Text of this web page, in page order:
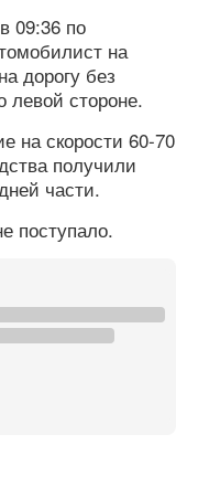
09:36 по
на
дорогу без
стороне.
на скорости 60-70
получили
части.
поступало.